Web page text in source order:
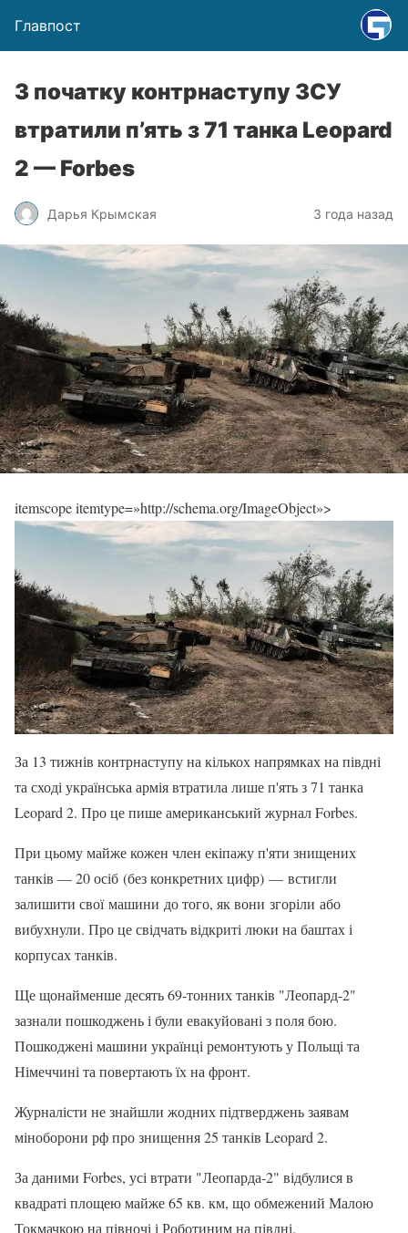
Главпост
З початку контрнаступу ЗСУ
втратили п’ять з 71 танка Leopard
2 — Forbes
Дарья Крымская 3 года назад
itemscope itemtype=»http://schema.org/ImageObject»>
За 13 тижнів контрнаступу на кількох напрямках на півдні
та сході українська армія втратила лише п'ять з 71 танка
Leopard 2. Про це пише американський журнал Forbes.
При цьому майже кожен член екіпажу п'яти знищених
танків — 20 осіб (без конкретних цифр) — встигли
залишити свої машини до того, як вони згоріли або
вибухнули. Про це свідчать відкриті люки на баштах і
корпусах танків.
Ще щонайменше десять 69-тонних танків "Леопард-2"
зазнали пошкоджень і були евакуйовані з поля бою.
Пошкоджені машини українці ремонтують у Польщі та
Німеччині та повертають їх на фронт.
Журналісти не знайшли жодних підтверджень заявам
міноборони рф про знищення 25 танків Leopard 2.
За даними Forbes, усі втрати "Леопарда-2" відбулися в
квадраті площею майже 65 кв. км, що обмежений Малою
Токмачкою на півночі і Роботиним на півдні.